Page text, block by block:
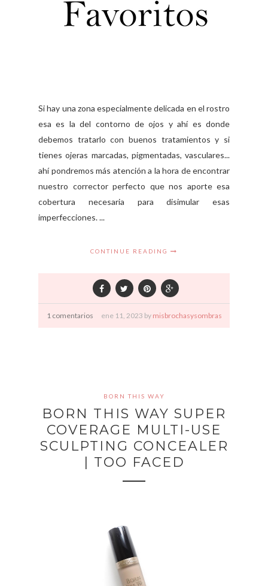
Si hay una zona especialmente delicada en el rostro
esa es la del contorno de ojos y ahí es donde
debemos tratarlo con buenos tratamientos y si
tienes ojeras marcadas, pigmentadas, vasculares...
ahí pondremos más atención a la hora de encontrar
nuestro corrector perfecto que nos aporte esa
cobertura necesaria para disimular esas
imperfecciones. ...
CONTINUE READING
1 comentarios ene 11, 2023 by misbrochasysombras
BORN THIS WAY
BORN THIS WAY SUPER
COVERAGE MULTI-USE
SCULPTING CONCEALER
| TOO FACED